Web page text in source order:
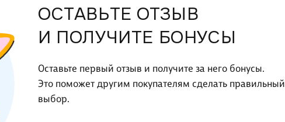
ОСТАВЬТЕ ОТЗЫВ
И ПОЛУЧИТЕ БОНУСЫ
Оставьте первый отзыв и получите за него бонусы.
Это поможет другим покупателям сделать правильный
выбор.